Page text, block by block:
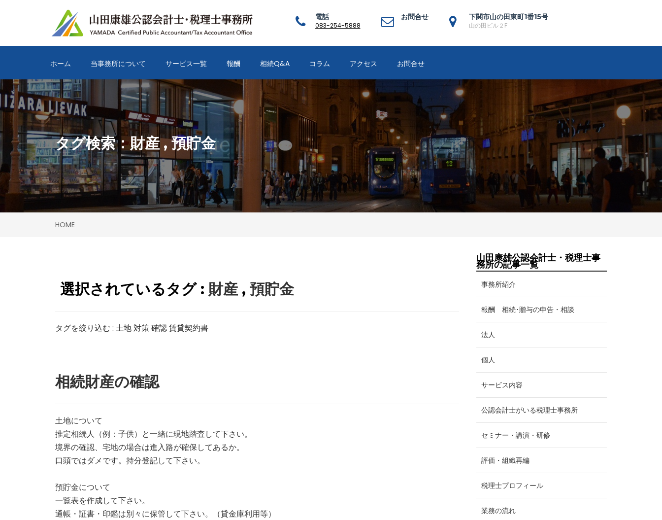
電話
083-254-5888
お問合せ 下関市山の田東町1番15号
山の田ビル２F
ホーム 当事務所について サービス一覧 報酬 相続Q&A コラム アクセス お問合せ
タグ検索：財産,預貯金
HOME
選択されているタグ : 財産 , 預貯金
タグを絞り込む : 土地対策確認賃貸契約書
相続財産の確認
土地について
推定相続人（例：子供）と一緒に現地踏査して下さい。
境界の確認、宅地の場合は進入路が確保してあるか。
口頭ではダメです。持分登記して下さい。
預貯金について
一覧表を作成して下さい。
通帳・証書・印鑑は別々に保管して下さい。（貸金庫利用等）
山田康雄公認会計士・税理士事
務所の記事一覧
事務所紹介
報酬 相続･贈与の申告・相談
法人
個人
サービス内容
公認会計士がいる税理士事務所
セミナー・講演・研修
評価・組織再編
税理士プロフィール
業務の流れ